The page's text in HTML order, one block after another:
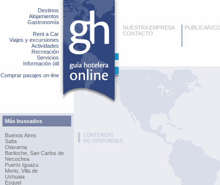
Destinos
Alojamientos
Gastronomía
Rent a Car
Viajes y excursiones
Actividades
Recreación
Servicios
Información útil
Comprar pasajes on-line
Más buscados
Buenos Aires
Salta
Olavarria
Bariloche, San Carlos de
Necochea
Puerto Iguazu
Merlo, Villa de
Ushuaia
Esquel
NUESTRA EMPRESA
CONTACTO
PUBLICAR/